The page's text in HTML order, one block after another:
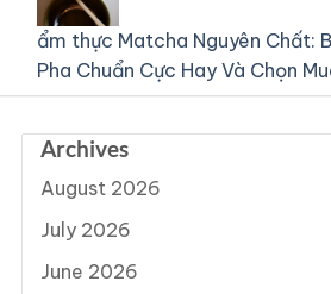
ẩm thực Matcha Nguyên Chất:
Pha Chuẩn Cực Hay Và Chọn
Archives
August 2026
July 2026
June 2026